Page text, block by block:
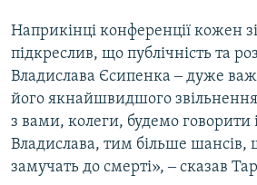
Наприкінці конференції кожен
підкреслив, що публічність та
Владислава Єсипенка ‒ дуже
його якнайшвидшого
з вами, колеги, будемо говорити
Владислава, тим більше шансів,
замучать до смерті», ‒ сказав